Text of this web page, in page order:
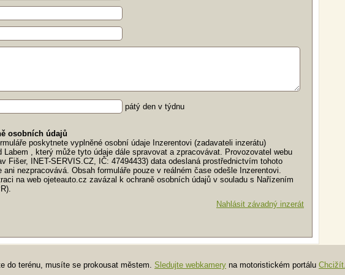
pátý den v týdnu
osobních údajů
poskytnete vyplněné osobní údaje Inzerentovi (zadavateli inzerátu)
Labem , který může tyto údaje dále spravovat a zpracovávat. Provozovatel webu
Fišer, INET-SERVIS.CZ, IČ: 47494433) data odeslaná prostřednictvím tohoto
ani nezpracovává. Obsah formuláře pouze v reálném čase odešle Inzerentovi.
na web ojeteauto.cz zavázal k ochraně osobních údajů v souladu s Nařízením
Nahlásit závadný inzerát
do terénu, musíte se prokousat městem. Sledujte webkamery na motoristickém portálu